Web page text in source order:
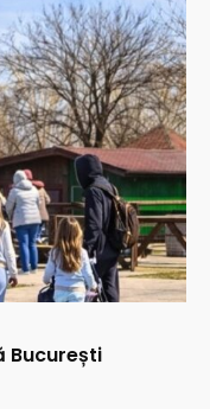
București